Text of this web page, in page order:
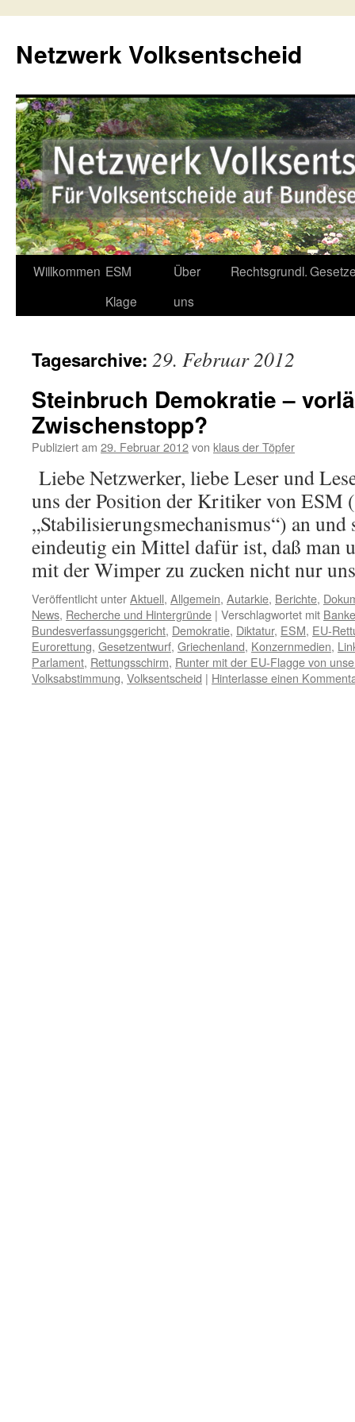
Netzwerk Volksentscheid
Springe
Willkommen ESM
Klage
Über
uns
Rechtsgrundl.
Tagesarchive: 29. Februar 2012
Steinbruch Demokratie –
Zwischenstopp?
Publiziert am 29. Februar 2012von klaus der Töpfer
Liebe Netzwerker, liebe Leser und
uns der Position der Kritiker von ESM
„Stabilisierungsmechanismus“) an und
eindeutig ein Mittel dafür ist, daß man
mit der Wimper zu zucken nicht nur
Veröffentlicht unterAktuell, Allgemein, Autarkie, Berichte,
News, Recherche und Hintergründe | Verschlagwortet mit
Bundesverfassungsgericht, Demokratie, Diktatur, ESM, EU-
Eurorettung, Gesetzentwurf, Griechenland, Konzernmedien,
Parlament, Rettungsschirm, Runter mit der EU-Flagge von
Volksabstimmung, Volksentscheid | Hinterlasse einen